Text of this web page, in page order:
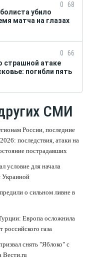
0
68
убило
матча на глазах
0
66
страшной атаке
погибли пять
СМИ
России, последние
последствия, атаки на
пострадавших
условие для начала
Украиной
о сильном ливне в
Европа осложнила
российского газа
снять "Яблоко" с
Вести.ru